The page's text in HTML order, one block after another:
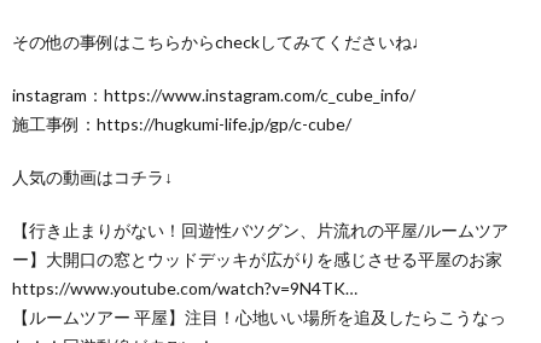
その他の事例はこちらからcheckしてみてくださいね♩
instagram：https://www.instagram.com/c_cube_info/
施工事例：https://hugkumi-life.jp/gp/c-cube/
人気の動画はコチラ↓
【行き止まりがない！回遊性バツグン、片流れの平屋/ルームツア
ー】大開口の窓とウッドデッキが広がりを感じさせる平屋のお家
https://www.youtube.com/watch?v=9N4TK…
【ルームツアー 平屋】注目！心地いい場所を追及したらこうなっ